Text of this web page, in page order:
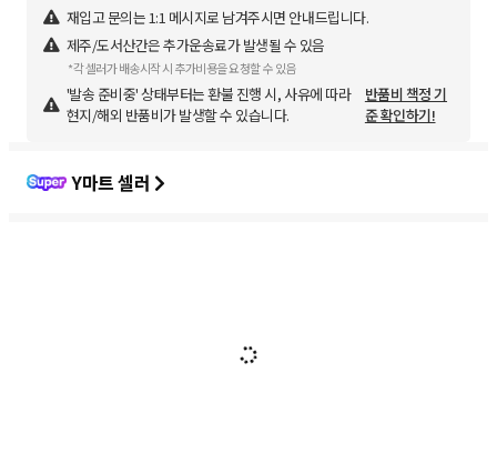
재입고 문의는 1:1 메시지로 남겨주시면 안내드립니다.
제주/도서산간은 추가운송료가 발생될 수 있음
*각 셀러가 배송시작 시 추가비용을 요청할 수 있음
'발송 준비중' 상태부터는 환불 진행 시, 사유에 따라
현지/해외 반품비가 발생할 수 있습니다.
반품비 책정 기
준 확인하기!
Y마트 셀러